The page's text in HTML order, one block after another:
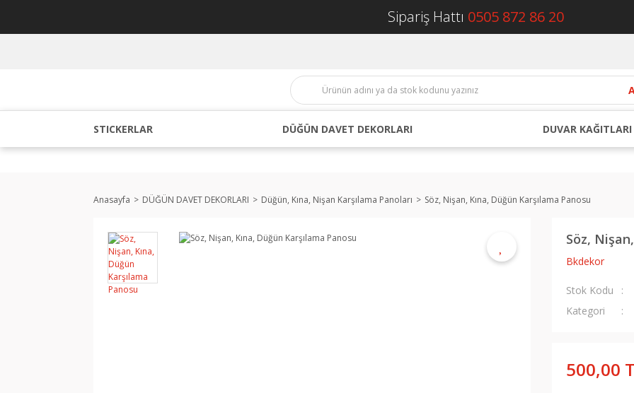
Sipariş Hattı 0505 872 86 20
STICKERLAR DÜĞÜN DAVET DEKORLARI DUVAR KAĞITLARI
Anasayfa DÜĞÜN DAVET DEKORLARI Düğün, Kına, Nişan Karşılama Panoları Söz, Nişan, Kına, Düğün Karşılama Panosu
Söz,
Bkdekor
Stok Kodu
Kategori
500,00